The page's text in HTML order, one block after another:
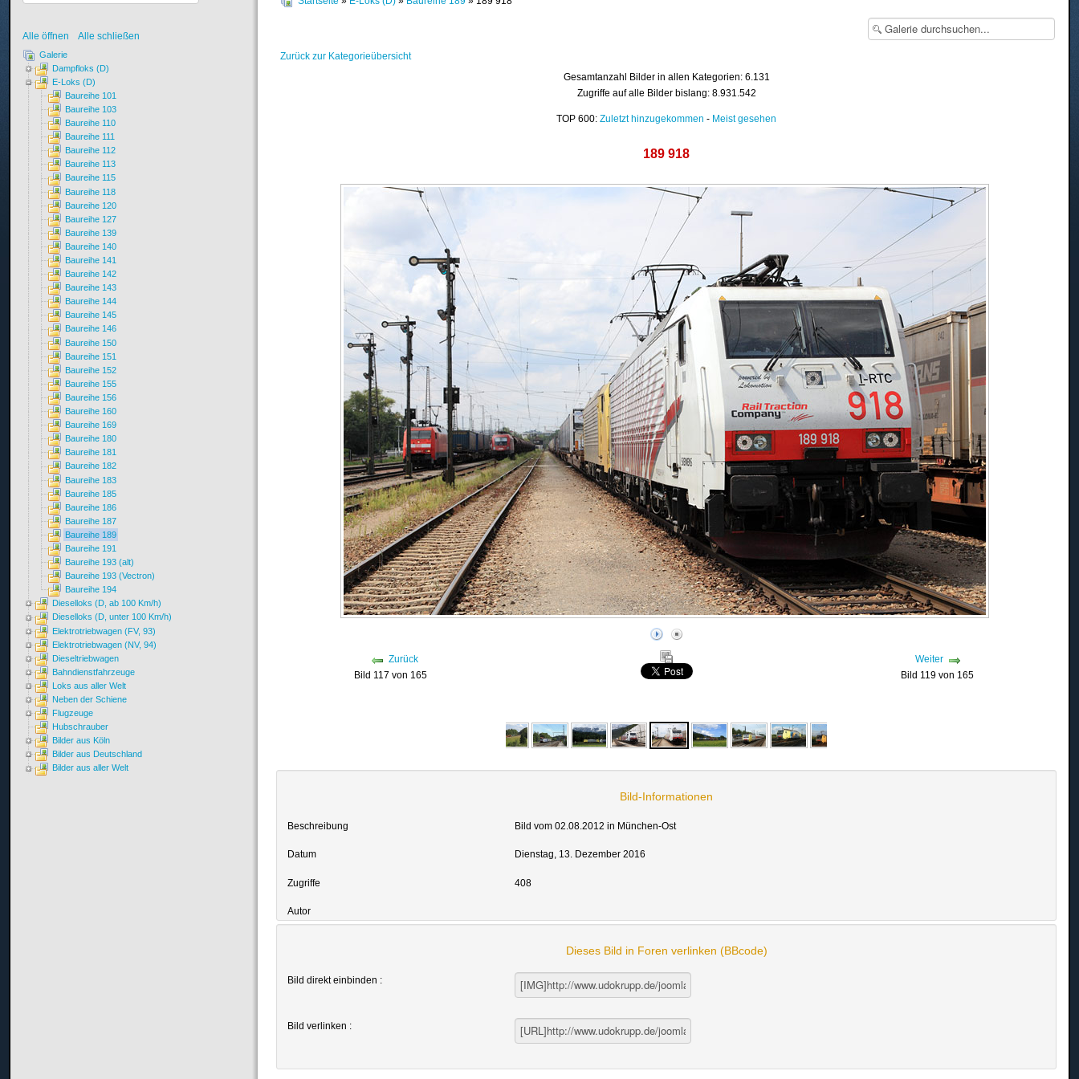
Zurück zur Kategorieübersicht
Gesamtanzahl Bilder in allen Kategorien: 6.131
Zugriffe auf alle Bilder bislang: 8.931.542
TOP 600:Zuletzt hinzugekommen - Meist gesehen
189 918
Zurück
Bild 117 von 165
Weiter
Bild 119 von 165
Bild-Informationen
Beschreibung Bild vom 02.08.2012 in München-Ost
Datum Dienstag, 13. Dezember 2016
Zugriffe 408
Autor
Dieses Bild in Foren verlinken (BBcode)
Bild direkt einbinden :
Bild verlinken :
Alle öffnen Alle schließen
Galerie
Dampfloks (D)
E-Loks (D)
Baureihe 101
Baureihe 103
Baureihe 110
Baureihe 111
Baureihe 112
Baureihe 113
Baureihe 115
Baureihe 118
Baureihe 120
Baureihe 127
Baureihe 139
Baureihe 140
Baureihe 141
Baureihe 142
Baureihe 143
Baureihe 144
Baureihe 145
Baureihe 146
Baureihe 150
Baureihe 151
Baureihe 152
Baureihe 155
Baureihe 156
Baureihe 160
Baureihe 169
Baureihe 180
Baureihe 181
Baureihe 182
Baureihe 183
Baureihe 185
Baureihe 186
Baureihe 187
Baureihe 189
Baureihe 191
Baureihe 193 (alt)
Baureihe 193 (Vectron)
Baureihe 194
Dieselloks (D, ab 100 Km/h)
Dieselloks (D, unter 100 Km/h)
Elektrotriebwagen (FV, 93)
Elektrotriebwagen (NV, 94)
Dieseltriebwagen
Bahndienstfahrzeuge
Loks aus aller Welt
Neben der Schiene
Flugzeuge
Hubschrauber
Bilder aus Köln
Bilder aus Deutschland
Bilder aus aller Welt